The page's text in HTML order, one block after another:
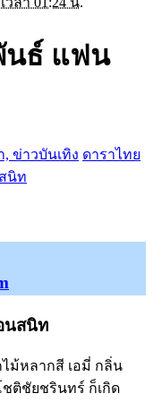
นธ์ แฟน
, ข่าวบันเทิง ดาราไทย
นิท
นสนิท
ไม้หลากสี เอมี่ กลิ่น
ติชัยชรินทร์ ก็เกิด